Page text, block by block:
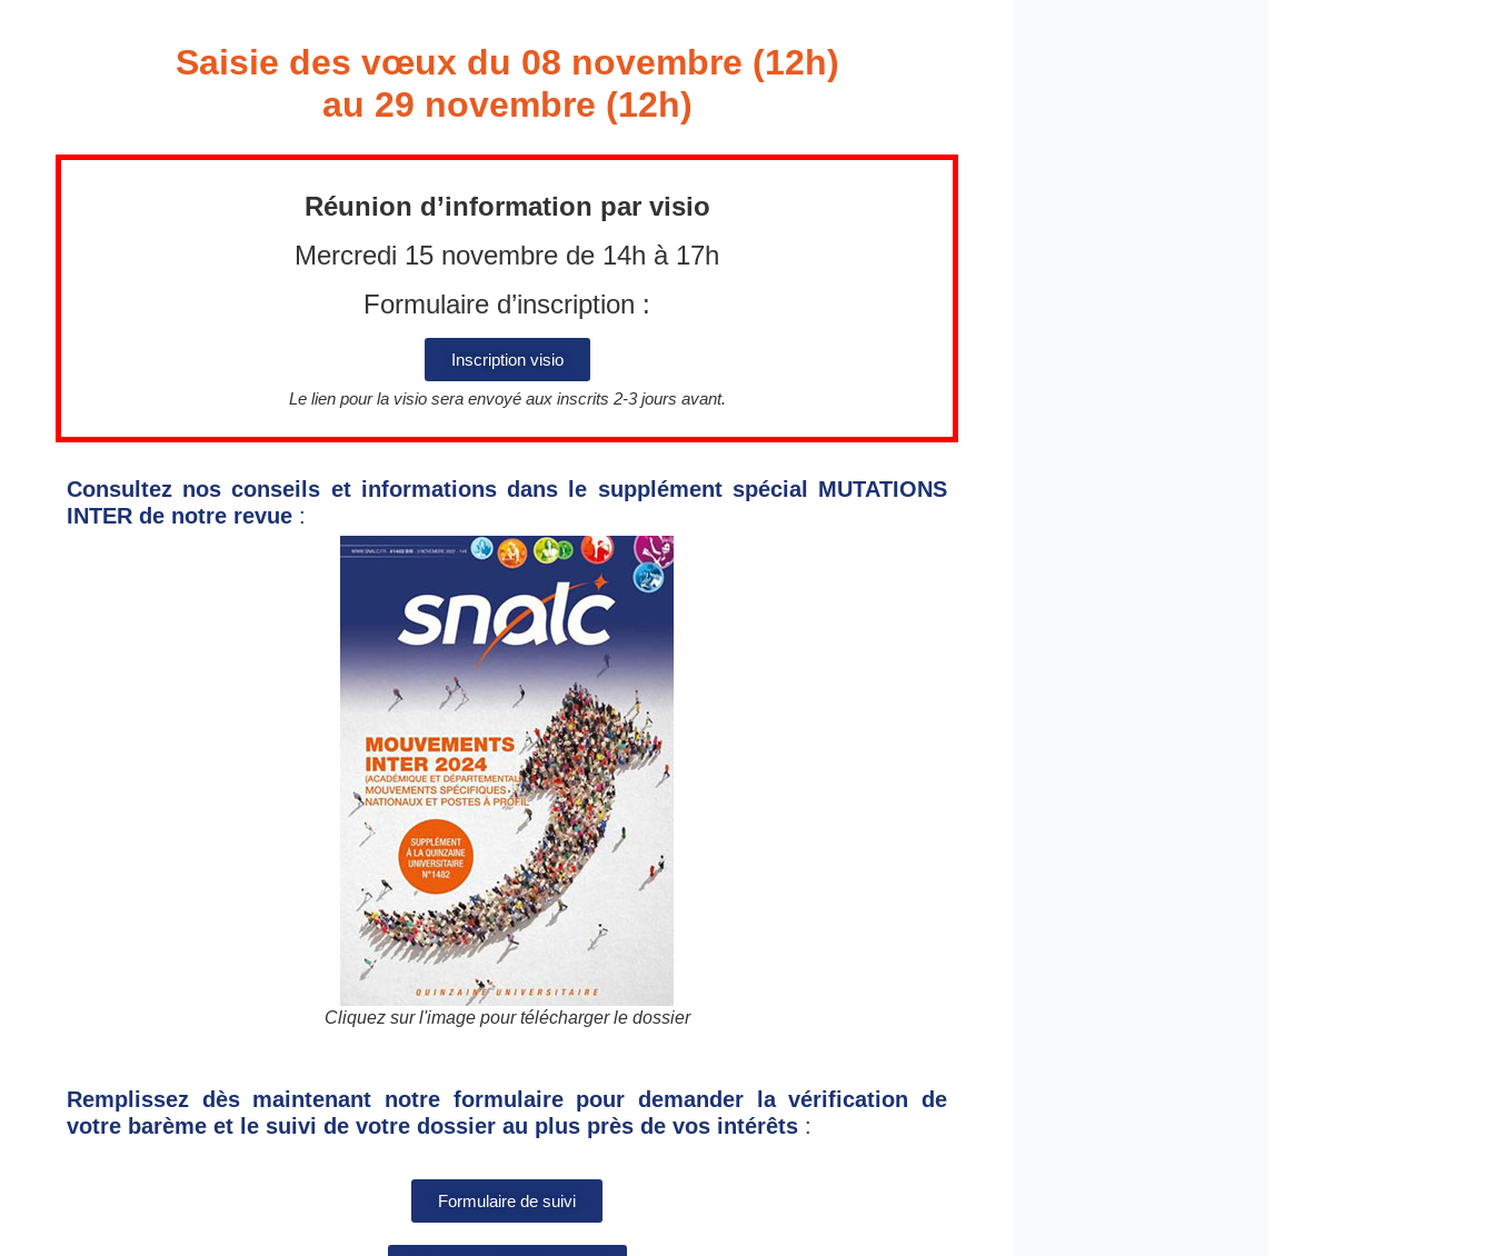
Saisie des vœux du 08 novembre (12h)
au 29 novembre (12h)
Réunion d’information par visio
Mercredi 15 novembre de 14h à 17h
Formulaire d’inscription :
Inscription visio
Le lien pour la visio sera envoyé aux inscrits 2-3 jours avant.
Consultez nos conseils et informations dans le supplément spécial MUTATIONS
INTER de notre revue :
Cliquez sur l'image pour télécharger le dossier
Remplissez dès maintenant notre formulaire pour demander la vérification de
votre barème et le suivi de votre dossier au plus près de vos intérêts :
Formulaire de suivi